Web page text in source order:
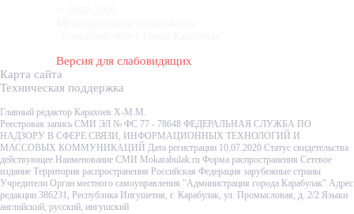
Версия для слабовидящих
Карта сайта
Техническая поддержка
Главный редактор Карахоев Х-М.М.
Реестровая запись СМИ ЭЛ № ФС 77 - 78648 ФЕДЕРАЛЬНАЯ СЛУЖБА ПО
НАДЗОРУ В СФЕРЕ СВЯЗИ, ИНФОРМАЦИОННЫХ ТЕХНОЛОГИЙ И
МАССОВЫХ КОММУНИКАЦИЙ Дата регистрации 10.07.2020 Статус свидетельства
действующее Наименование СМИ Mokarabulak.ru Форма распространения Сетевое
издание Территория распространения Российская Федерация зарубежные страны
Учредители Орган местного самоуправления "Администрация города Карабулак" Адрес
редакции 386231, Республика Ингушетия, г. Карабулак, ул. Промысловая, д. 2/2 Языки
английский, русский, ингушский